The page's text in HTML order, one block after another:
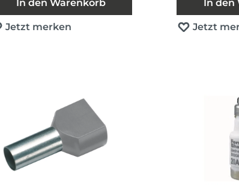
In den Warenkorb
Jetzt merken
In den
Jetzt